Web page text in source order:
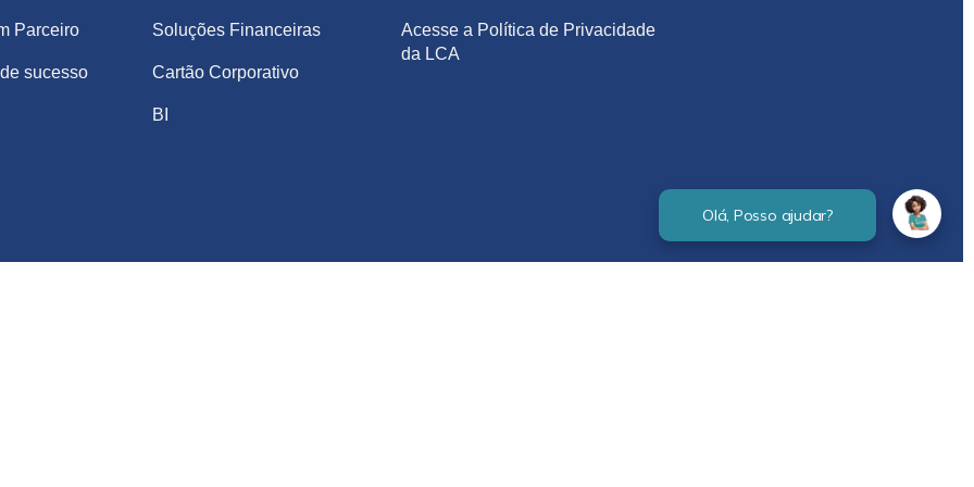
Parceiro
sucesso
Soluções Financeiras
Cartão Corporativo
BI
Acesse a Política de Privacidade
da LCA